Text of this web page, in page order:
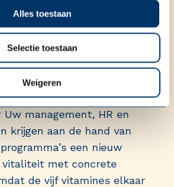
Alles toestaan
Selectie toestaan
Weigeren
grondige inventarisatie
onze Vitality Scan bieden we
en begeleiding.
management, HR en
krijgen aan de hand van
een nieuw
vitaliteit met concrete
de vijf vitamines elkaar